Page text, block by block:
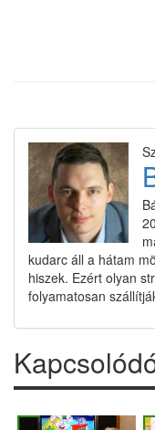
kudarc áll a hátam
hiszek. Ezért olyan
folyamatosan